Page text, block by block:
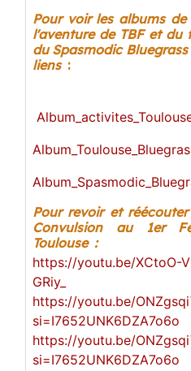
Pour voir les albums
l'aventure de TBF et du
du Spasmodic
liens :
Pour revoir et
Convulsion au 1er
Toulouse :
https://youtu.be/XCtoO-
GRiy_
https://youtu.be/
si=I7652UNK6DZA7o6o
https://youtu.be/
si=I7652UNK6DZA7o6o